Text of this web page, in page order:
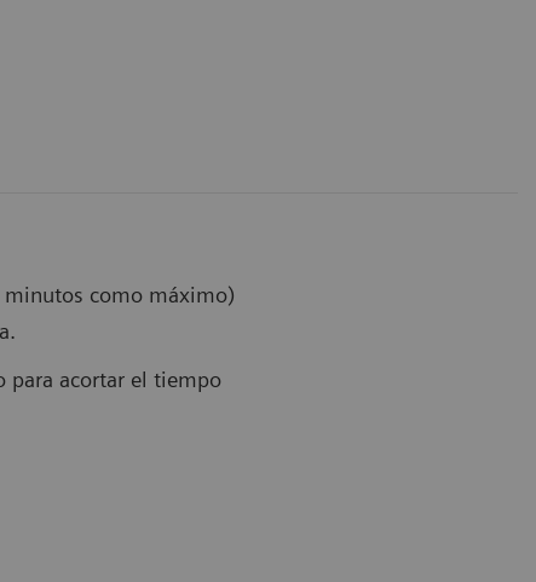
como máximo)
para acortar el tiempo